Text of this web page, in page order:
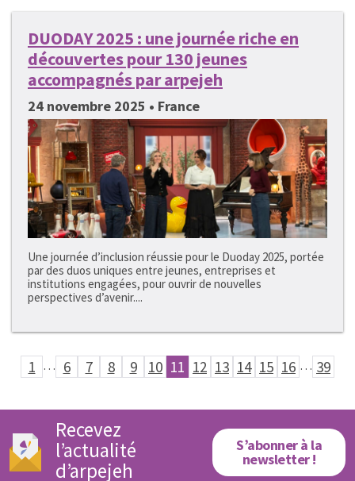
DUODAY 2025 : une journée riche en
découvertes pour 130 jeunes
accompagnés par arpejeh
24 novembre 2025 • France
Une journée d’inclusion réussie pour le Duoday 2025, portée
par des duos uniques entre jeunes, entreprises et
institutions engagées, pour ouvrir de nouvelles
perspectives d’avenir....
1 … 6 7 8 9 10 11 12 13 14 15 16 … 39
Recevez
l’actualité
d’arpejeh
S’abonner à la
newsletter !